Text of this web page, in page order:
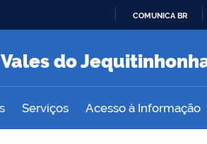
O
COMUNICA BR
do
Serviços Acesso à Informação